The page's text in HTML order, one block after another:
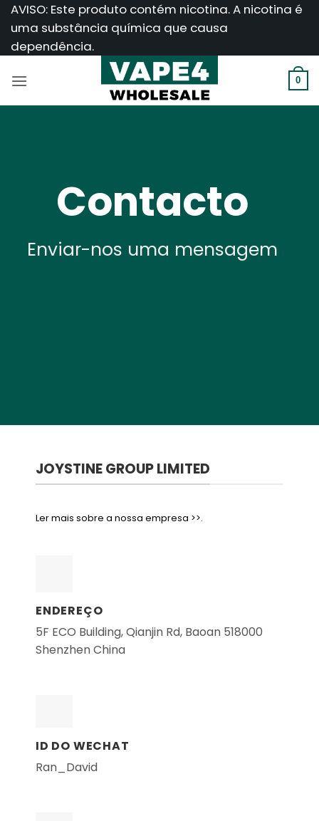
Saltar
para
AVISO: Este produto contém nicotina. A nicotina é
uma substância química que causa
dependência.
0
Contacto
Enviar-nos uma mensagem
JOYSTINE GROUP LIMITED
Ler mais sobre a nossa empresa >>.
ENDEREÇO
5F ECO Building, Qianjin Rd, Baoan 518000
Shenzhen China
ID DO WECHAT
Ran_David